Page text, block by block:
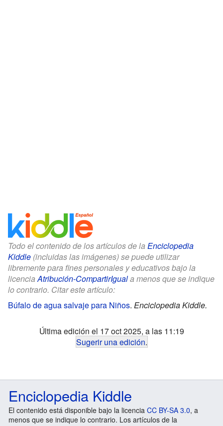
Todo el contenido de los artículos de la Enciclopedia
Kiddle (incluidas las imágenes) se puede utilizar
libremente para fines personales y educativos bajo la
licenciaAtribución-CompartirIguala menos que se indique
lo contrario. Citar este artículo:
Búfalo de agua salvaje para Niños. Enciclopedia Kiddle.
Última edición el 17 oct 2025, a las 11:19
Sugerir una edición.
Enciclopedia Kiddle
El contenido está disponible bajo la licencia CC BY-SA 3.0, a
menos que se indique lo contrario. Los artículos de la